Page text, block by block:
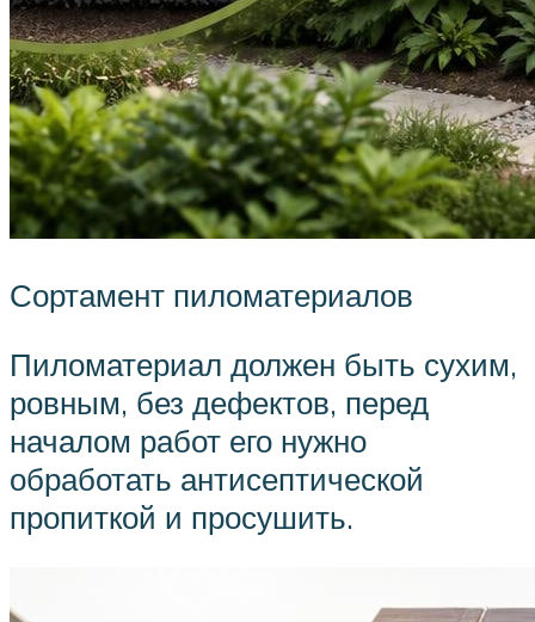
Сортамент пиломатериалов
Пиломатериал должен быть сухим,
ровным, без дефектов, перед
началом работ его нужно
обработать антисептической
пропиткой и просушить.